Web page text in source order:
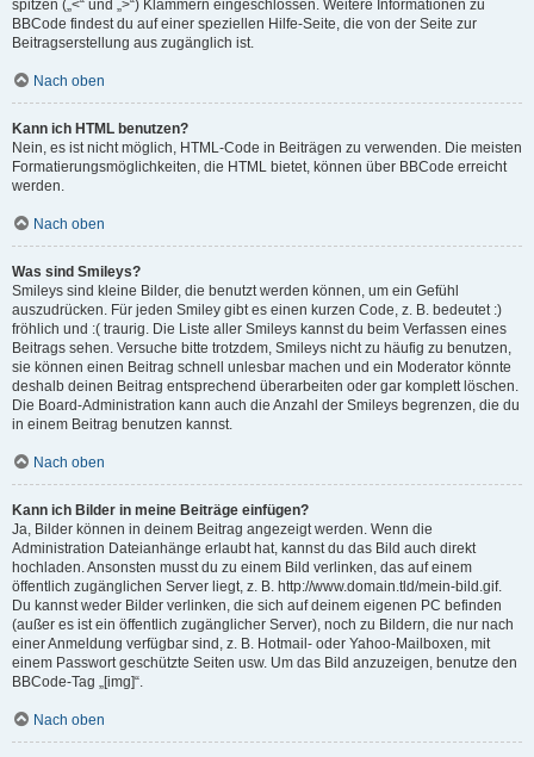
spitzen („<“ und „>“) Klammern eingeschlossen. Weitere Informationen zu
BBCode findest du auf einer speziellen Hilfe-Seite, die von der Seite zur
Beitragserstellung aus zugänglich ist.
Nach oben
Kann ich HTML benutzen?
Nein, es ist nicht möglich, HTML-Code in Beiträgen zu verwenden. Die meisten
Formatierungsmöglichkeiten, die HTML bietet, können über BBCode erreicht
werden.
Nach oben
Was sind Smileys?
Smileys sind kleine Bilder, die benutzt werden können, um ein Gefühl
auszudrücken. Für jeden Smiley gibt es einen kurzen Code, z. B. bedeutet :)
fröhlich und :( traurig. Die Liste aller Smileys kannst du beim Verfassen eines
Beitrags sehen. Versuche bitte trotzdem, Smileys nicht zu häufig zu benutzen,
sie können einen Beitrag schnell unlesbar machen und ein Moderator könnte
deshalb deinen Beitrag entsprechend überarbeiten oder gar komplett löschen.
Die Board-Administration kann auch die Anzahl der Smileys begrenzen, die du
in einem Beitrag benutzen kannst.
Nach oben
Kann ich Bilder in meine Beiträge einfügen?
Ja, Bilder können in deinem Beitrag angezeigt werden. Wenn die
Administration Dateianhänge erlaubt hat, kannst du das Bild auch direkt
hochladen. Ansonsten musst du zu einem Bild verlinken, das auf einem
öffentlich zugänglichen Server liegt, z. B. http://www.domain.tld/mein-bild.gif.
Du kannst weder Bilder verlinken, die sich auf deinem eigenen PC befinden
(außer es ist ein öffentlich zugänglicher Server), noch zu Bildern, die nur nach
einer Anmeldung verfügbar sind, z. B. Hotmail- oder Yahoo-Mailboxen, mit
einem Passwort geschützte Seiten usw. Um das Bild anzuzeigen, benutze den
BBCode-Tag „[img]“.
Nach oben